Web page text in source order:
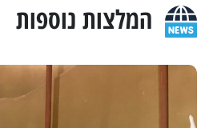
המלצות נוספות